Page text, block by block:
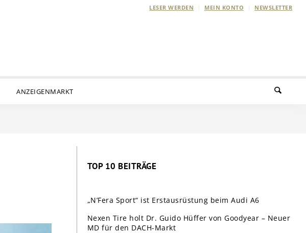
LESER WERDEN MEIN KONTO NEWSLETTER
ANZEIGENMARKT
TOP 10 BEITRÄGE
„N’Fera Sport“ ist Erstausrüstung beim Audi A6
Nexen Tire holt Dr. Guido Hüffer von Goodyear – Neuer
MD für den DACH-Markt